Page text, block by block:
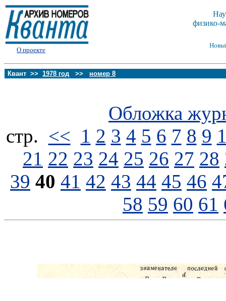
О проекте
физико-
Квант >> 1978 год >> номер 8
Обложка
стp. << 1 2 3 4 5 6 7 8 9
21 22 23 24 25 26 27 28
39 40 41 42 43 44 45 46
58 59 60 61